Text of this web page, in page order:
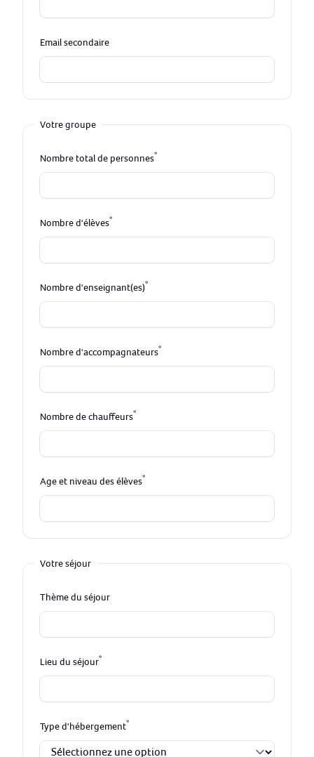
Email secondaire
Votre groupe
Nombre total de personnes*
Nombre d'élèves*
Nombre d'enseignant(es)*
Nombre d'accompagnateurs*
Nombre de chauffeurs*
Age et niveau des élèves*
Votre séjour
Thème du séjour
Lieu du séjour*
Type d'hébergement*